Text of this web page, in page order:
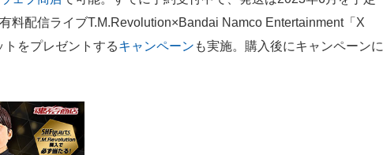
料配信ライブT.M.Revolution×Bandai Namco Entertainment「X
トをプレゼントするキャンペーン も実施。購入後にキャンペーンに